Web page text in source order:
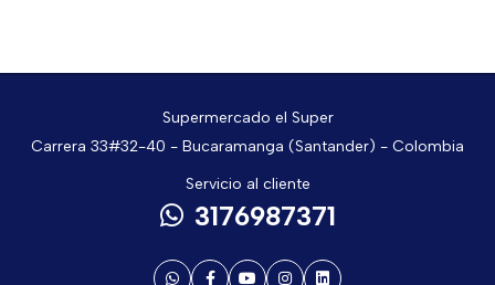
Supermercado el Super
Carrera 33#32-40 - Bucaramanga (Santander) - Colombia
Servicio al cliente
3176987371